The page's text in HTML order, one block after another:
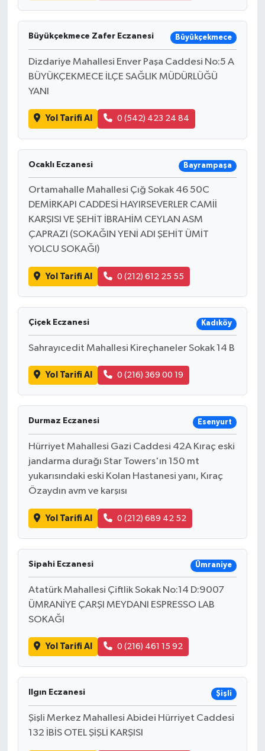
Büyükçekmece Zafer Eczanesi Büyükçekmece
Dizdariye Mahallesi Enver Paşa Caddesi No:5 A
BÜYÜKÇEKMECE İLÇE SAĞLIK MÜDÜRLÜĞÜ
YANI
Yol Tarifi Al 0 (542) 423 24 84
Ocaklı Eczanesi Bayrampaşa
Ortamahalle Mahallesi Çığ Sokak 46 50C
DEMİRKAPI CADDESİ HAYIRSEVERLER CAMİİ
KARŞISI VE ŞEHİT İBRAHİM CEYLAN ASM
ÇAPRAZI (SOKAĞIN YENİ ADI ŞEHİT ÜMİT
YOLCU SOKAĞI)
Yol Tarifi Al 0 (212) 612 25 55
Çiçek Eczanesi Kadıköy
Sahrayıcedit Mahallesi Kireçhaneler Sokak 14 B
Yol Tarifi Al 0 (216) 369 00 19
Durmaz Eczanesi Esenyurt
Hürriyet Mahallesi Gazi Caddesi 42A Kıraç eski
jandarma durağı Star Towers'ın 150 mt
yukarısındaki eski Kolan Hastanesi yanı, Kıraç
Özaydın avm ve karşısı
Yol Tarifi Al 0 (212) 689 42 52
Sipahi Eczanesi Ümraniye
Atatürk Mahallesi Çiftlik Sokak No:14 D:9007
ÜMRANİYE ÇARŞI MEYDANI ESPRESSO LAB
SOKAĞI
Yol Tarifi Al 0 (216) 461 15 92
Ilgın Eczanesi Şişli
Şişli Merkez Mahallesi Abidei Hürriyet Caddesi
132 İBİS OTEL ŞİŞLİ KARŞISI